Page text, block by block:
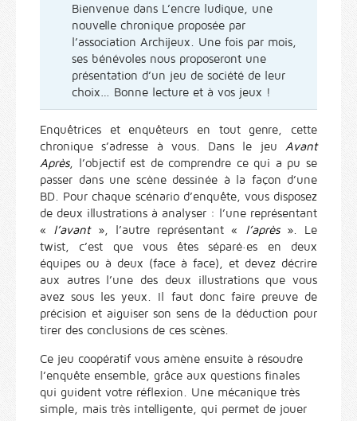
Bienvenue dans L’encre ludique, une
nouvelle chronique proposée par
l’association Archijeux. Une fois par mois,
ses bénévoles nous proposeront une
présentation d’un jeu de société de leur
choix… Bonne lecture et à vos jeux !
Enquêtrices et enquêteurs en tout genre, cette
chronique s’adresse à vous. Dans le jeu Avant
Après, l’objectif est de comprendre ce qui a pu se
passer dans une scène dessinée à la façon d’une
BD. Pour chaque scénario d’enquête, vous disposez
de deux illustrations à analyser : l’une représentant
« l’avant », l’autre représentant « l’après ». Le
twist, c’est que vous êtes séparé·es en deux
équipes ou à deux (face à face), et devez décrire
aux autres l’une des deux illustrations que vous
avez sous les yeux. Il faut donc faire preuve de
précision et aiguiser son sens de la déduction pour
tirer des conclusions de ces scènes.
Ce jeu coopératif vous amène ensuite à résoudre
l’enquête ensemble, grâce aux questions finales
qui guident votre réflexion. Une mécanique très
simple, mais très intelligente, qui permet de jouer